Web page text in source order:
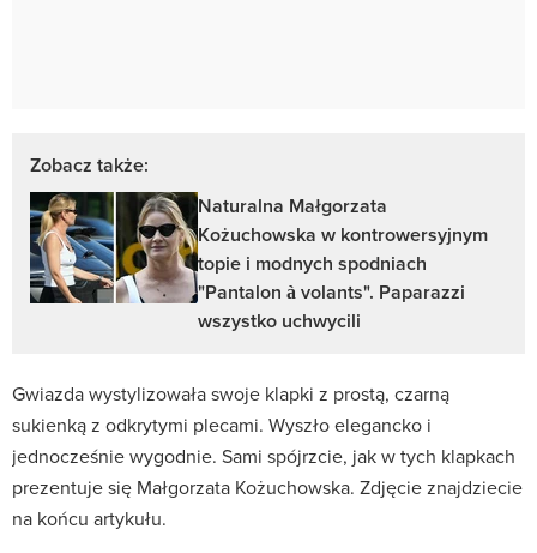
Zobacz także:
Naturalna Małgorzata
Kożuchowska w kontrowersyjnym
topie i modnych spodniach
"Pantalon à volants". Paparazzi
wszystko uchwycili
Gwiazda wystylizowała swoje klapki z prostą, czarną
sukienką z odkrytymi plecami. Wyszło elegancko i
jednocześnie wygodnie. Sami spójrzcie, jak w tych klapkach
prezentuje się Małgorzata Kożuchowska. Zdjęcie znajdziecie
na końcu artykułu.